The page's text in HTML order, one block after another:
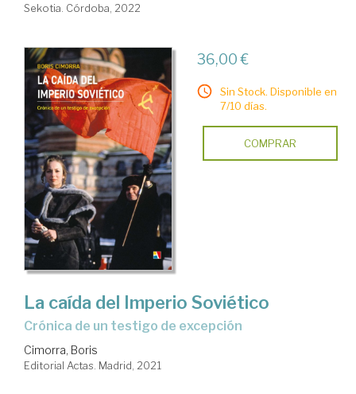
Sekotia. Córdoba, 2022
36,00 €
Sin Stock. Disponible en
7/10 días.
COMPRAR
La caída del Imperio Soviético
crónica de un testigo de excepción
Cimorra, Boris
Editorial Actas. Madrid, 2021